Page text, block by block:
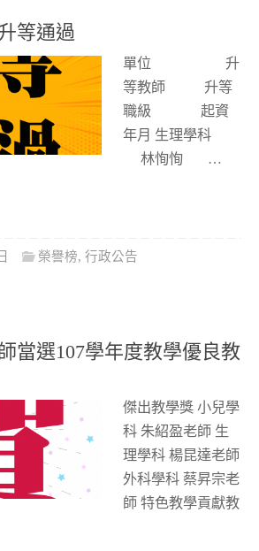
等通過
單位 升
等教師 升等
職級 起資
年月 生理學科
林恂恂 …
榮譽榜, 行政公告
當選107學年度教學優良教
傑出教學獎 小兒學
科 朱紹盈老師 生
理學科 楊昆達老師
外科學科 蔡昇宗老
師 特色教學貢獻教